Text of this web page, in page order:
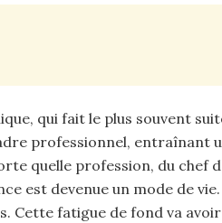
qui fait le plus souvent
professionnel, entraînant
quelle profession, du chef
est devenue un mode de
Cette fatigue de fond va